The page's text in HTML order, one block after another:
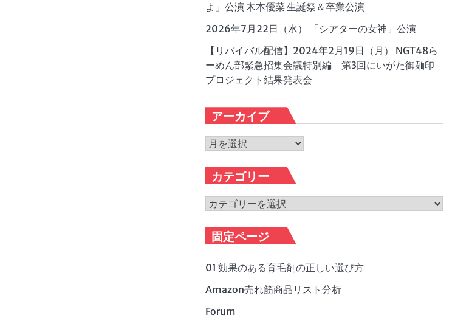
よ」公演 木本優菜 生誕祭＆卒業公演
2026年7月22日（水） 「シアターの女神」公演
【リバイバル配信】2024年2月19日（月） NGT48ら
ーめん部緊急招集会議特別編 第3回にいがた御麺印
プロジェクト結果発表会
アーカイブ
ア
カ
イ
ブ
カテゴリー
カ
ゴ
リ
ー
固定ページ
01 効果のある育毛剤の正しい選び方
Amazon売れ筋商品リスト分析
Forum